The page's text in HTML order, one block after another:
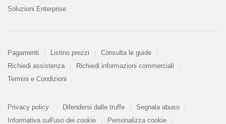
Soluzioni Enterprise
Pagamenti
Pagamenti Listino prezzi
Consulta le guide
Richiedi assistenza
Richiedi informazioni commerciali
Termini e Condizioni
Informazioni
Privacy policy
PDF
kB
Difendersi dalle truffe
Segnala abuso
Informativa sull'uso dei cookie
Personalizza cookie